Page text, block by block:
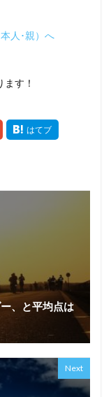
す！
、と平均点は
Next